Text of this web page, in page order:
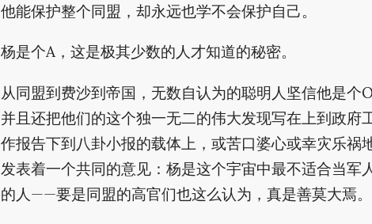
他能保护整个同盟，却永远也学不会保护自己。
杨是个A，这是极其少数的人才知道的秘密。
从同盟到费沙到帝国，无数自认为的聪明人坚信他是个O
并且还把他们的这个独一无二的伟大发现写在上到政府
作报告下到八卦小报的载体上，或苦口婆心或幸灾乐祸
发表着一个共同的意见：杨是这个宇宙中最不适合当军
的人——要是同盟的高官们也这么认为，真是善莫大焉。